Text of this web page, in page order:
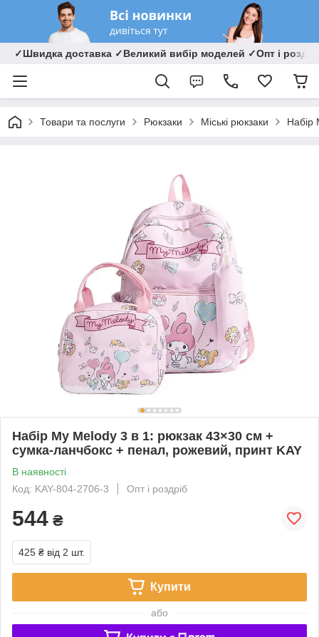
✓Швидка доставка ✓Великий вибір моделей ✓Опт і
Товари та послуги Рюкзаки Міські рюкзаки Набір
Набір My Melody 3 в 1: рюкзак 43×30 см +
сумка-ланчбокс + пенал, рожевий, принт KAY
В наявності
Код: KAY-804-2706-3
Опт і роздріб
544 ₴
425 ₴ від 2 шт.
Купити
або